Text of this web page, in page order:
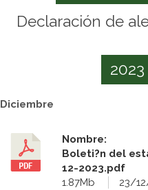
Declaración de
2023
Diciembre
Nombre:
Boleti?n del
12-2023.pdf
1.87Mb
23/